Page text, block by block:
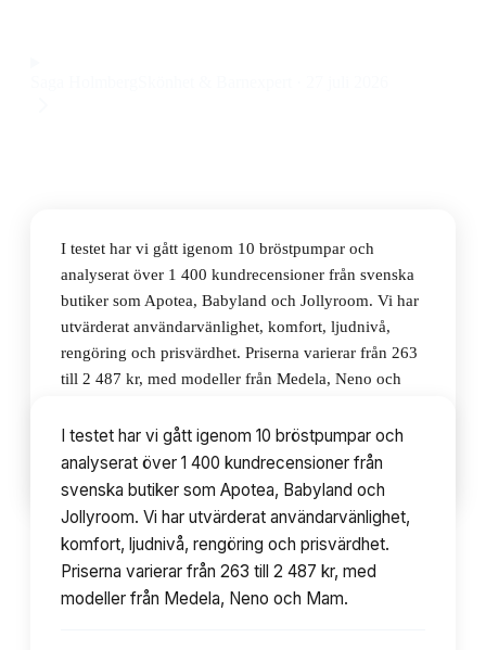
I testet har vi gått igenom 10 bröstpumpar och
analyserat över 1 400 kundrecensioner från svenska
butiker som Apotea, Babyland och Jollyroom. Vi har
utvärderat användarvänlighet, komfort, ljudnivå,
rengöring och prisvärdhet. Priserna varierar från 263
till 2 487 kr, med modeller från Medela, Neno och
Innehållsförteckning 10avsnitt
I testet har vi gått igenom 10 bröstpumpar och
analyserat över 1 400 kundrecensioner från
svenska butiker som Apotea, Babyland och
Jollyroom. Vi har utvärderat användarvänlighet,
komfort, ljudnivå, rengöring och prisvärdhet.
Priserna varierar från 263 till 2 487 kr, med
modeller från Medela, Neno och Mam.